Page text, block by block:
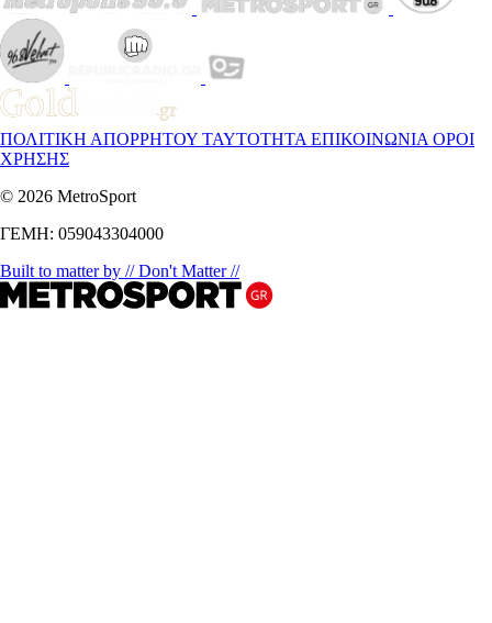
ΠΟΛΙΤΙΚΗ ΑΠΟΡΡΗΤΟΥ ΤΑΥΤΟΤΗΤΑ ΕΠΙΚΟΙΝΩΝΙΑ ΟΡΟΙ
ΧΡΗΣΗΣ
© 2026 MetroSport
ΓΕΜΗ: 059043304000
Built to matter by // Don't Matter //